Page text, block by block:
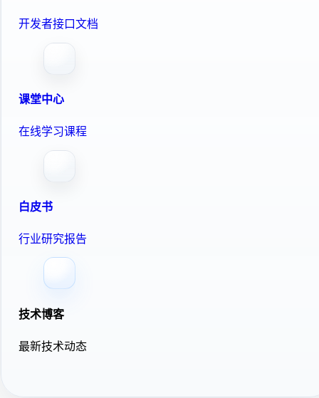
开发者接口文档
课堂中心
在线学习课程
白皮书
行业研究报告
技术博客
最新技术动态